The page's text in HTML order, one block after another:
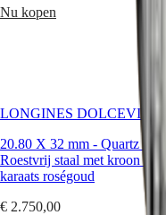
Heren
functies
Op
stijl
Op
kleur
Nu kopen
LONGINES DOLCEVITA
20.80 X 32 mm - Quartz
Roestvrij staal met kroon van
karaats roségoud
€ 2.750,00